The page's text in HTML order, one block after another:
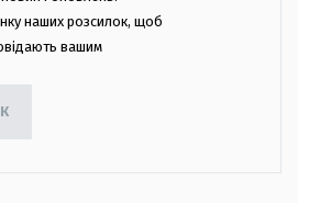
наших розсилок, щоб
вашим